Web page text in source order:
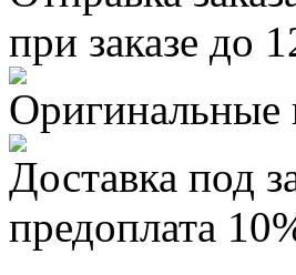
при заказе до
Оригинальные
Доставка под
предоплата